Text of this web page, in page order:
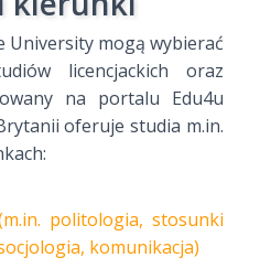
University mogą wybierać
licencjackich oraz
na portalu Edu4u
oferuje studia m.in.
politologia, stosunki
komunikacja)